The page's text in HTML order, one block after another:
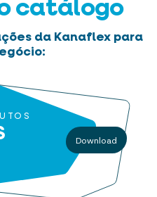
catálogo
da Kanaflex para
Download